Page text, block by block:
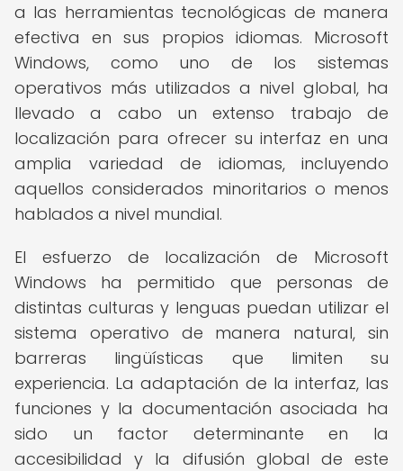
a las herramientas tecnológicas de manera
efectiva en sus propios idiomas. Microsoft
Windows, como uno de los sistemas
operativos más utilizados a nivel global, ha
llevado a cabo un extenso trabajo de
localización para ofrecer su interfaz en una
amplia variedad de idiomas, incluyendo
aquellos considerados minoritarios o menos
hablados a nivel mundial.
El esfuerzo de localización de Microsoft
Windows ha permitido que personas de
distintas culturas y lenguas puedan utilizar el
sistema operativo de manera natural, sin
barreras lingüísticas que limiten su
experiencia. La adaptación de la interfaz, las
funciones y la documentación asociada ha
sido un factor determinante en la
accesibilidad y la difusión global de este